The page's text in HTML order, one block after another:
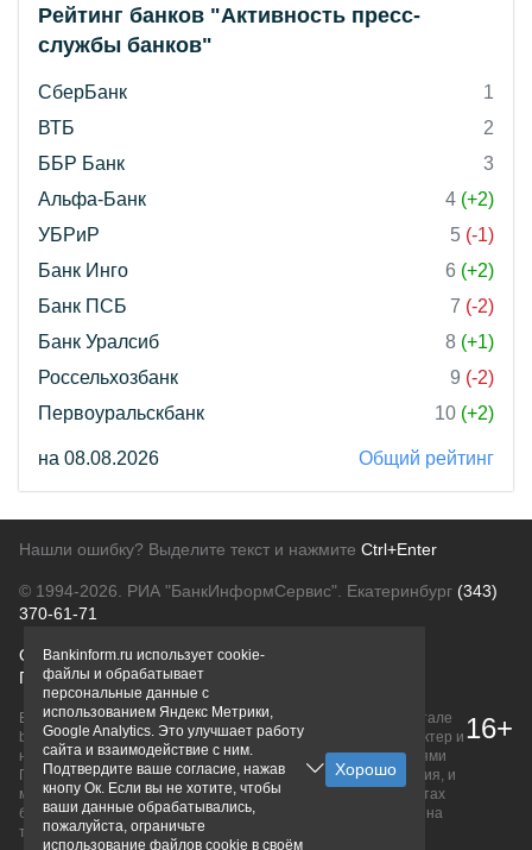
Рейтинг банков "Активность пресс-
службы банков"
СберБанк
1
ВТБ
2
ББР Банк
3
Альфа-Банк
4 (+2)
УБРиР
5 (-1)
Банк Инго
6 (+2)
Банк ПСБ
7 (-2)
Банк Уралсиб
8 (+1)
Россельхозбанк
9 (-2)
Первоуральскбанк
10 (+2)
на 08.08.2026 Общий рейтинг
Нашли ошибку? Выделите текст и нажмите Ctrl+Enter
© 1994-2026. РИА "БанкИнформСервис". Екатеринбург (343)
370-61-71
О проектеПолитика конфиденциальности
Правовая информацияДля рекламодателей
Вся информация о продуктах банков, размещенная на портале
bankinform.ru, носит исключительно ознакомительный характер и
не является публичной офертой, определяемой положениями
ГК РФ. Информация не содержит точного и полного описания, и
может быть изменена. Конечные условия уточняйте на сайтах
банков или при личном обращении. Исключительное право на
товарные знаки принадлежит их правообладателям.
16+
Bankinform.ru использует cookie-
файлы и обрабатывает
персональные данные с
использованием Яндекс Метрики,
Google Analytics. Это улучшает работу
сайта и взаимодействие с ним.
Подтвердите ваше согласие, нажав
кнопу Ок. Если вы не хотите, чтобы
ваши данные обрабатывались,
пожалуйста, ограничьте
использование файлов cookie в своём